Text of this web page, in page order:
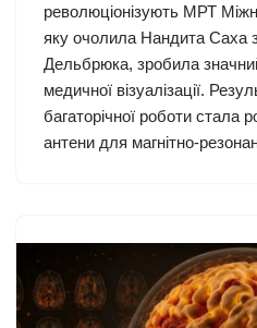
революціонізують МРТ
яку очолила Нандита Саха
Дельбрюка, зробила
медичної візуалізації.
багаторічної роботи стала
антени для магнітно-